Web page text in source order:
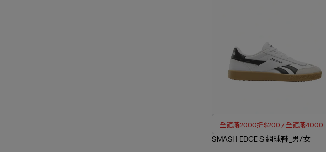
全館滿2000折$200 / 全館滿4000折
$350
SMASH EDGE S 網球鞋_男/女